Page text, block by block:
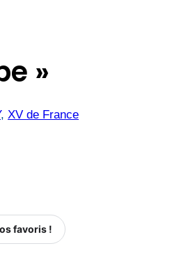
»
, XV de France
favoris !